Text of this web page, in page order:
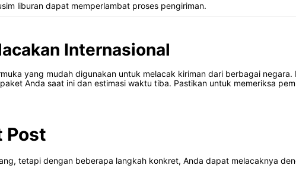
liburan dapat memperlambat proses pengiriman.
Internasional
yang mudah digunakan untuk melacak kiriman dari berbagai negara.
Anda saat ini dan estimasi waktu tiba. Pastikan untuk memeriksa
Post
tetapi dengan beberapa langkah konkret, Anda dapat melacaknya